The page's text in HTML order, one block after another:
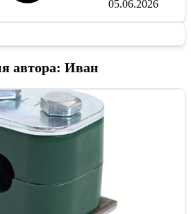
05.06.2026
автора: Иван